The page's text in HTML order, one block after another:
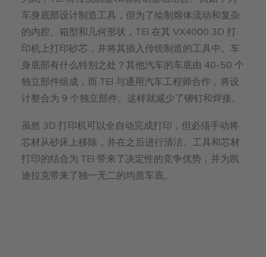
车身底部设计制造工具，但为了绘制熔体流动和复杂
的内腔、箱型和几何形状，TEI 在其 VX4000 3D 打
印机上打印砂芯，并将其插入传统制造的工具中。车
身底部有什么特别之处？其他汽车的车底由 40-50 个
独立部件组成，而 TEI 与通用汽车工程师合作，将设
计整合为 9 个独立部件。这样就减少了铆钉和焊接。
虽然 3D 打印机可以全自动完成打印，但必须手动将
芯材从砂床上移除，并在之后进行清洁。工具和芯材
打印的结合为 TEI 带来了决定性的竞争优势，并为凯
迪拉克带来了独一无二的均质车底。